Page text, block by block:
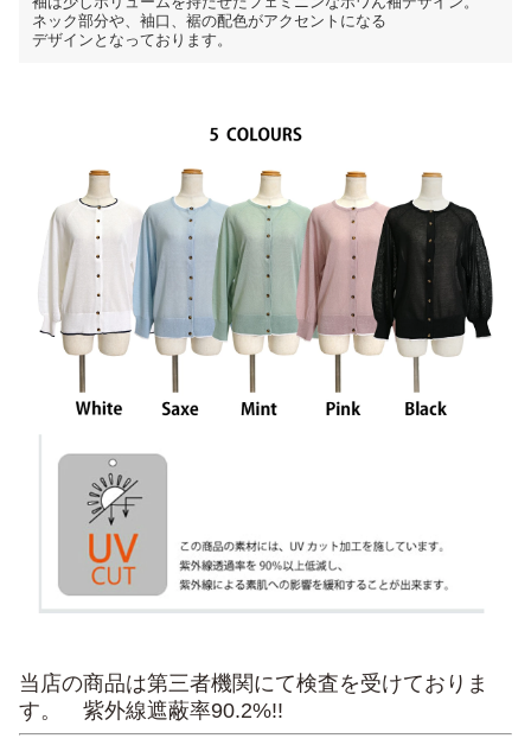
ネック部分や、袖口、裾の配色がアクセントになる
デザインとなっております。
当店の商品は第三者機関にて検査を受けておりま
す。 紫外線遮蔽率90.2%!!